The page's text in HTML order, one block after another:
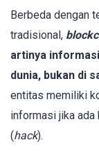
Berbeda dengan
tradisional,
artinya
dunia, bukan di
entitas memiliki
informasi jika ada
(hack).